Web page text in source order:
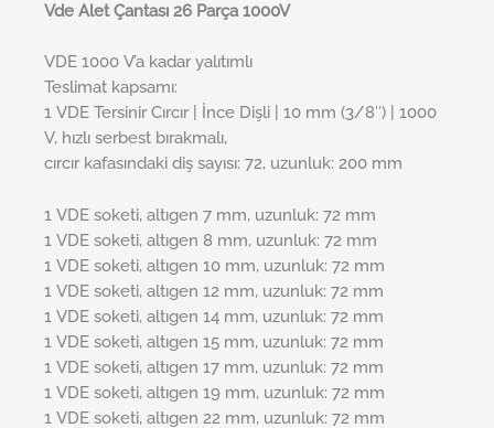
Vde Alet Çantası 26 Parça 1000V
VDE 1000 V’a kadar yalıtımlı
Teslimat kapsamı:
1 VDE Tersinir Cırcır | İnce Dişli | 10 mm (3/8″) | 1000
V, hızlı serbest bırakmalı,
cırcır kafasındaki diş sayısı: 72, uzunluk: 200 mm
1 VDE soketi, altıgen 7 mm, uzunluk: 72 mm
1 VDE soketi, altıgen 8 mm, uzunluk: 72 mm
1 VDE soketi, altıgen 10 mm, uzunluk: 72 mm
1 VDE soketi, altıgen 12 mm, uzunluk: 72 mm
1 VDE soketi, altıgen 14 mm, uzunluk: 72 mm
1 VDE soketi, altıgen 15 mm, uzunluk: 72 mm
1 VDE soketi, altıgen 17 mm, uzunluk: 72 mm
1 VDE soketi, altıgen 19 mm, uzunluk: 72 mm
1 VDE soketi, altıgen 22 mm, uzunluk: 72 mm